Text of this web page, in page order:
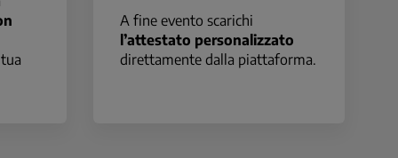
A fine evento scarichi
l’attestato personalizzato
direttamente dalla piattaforma.